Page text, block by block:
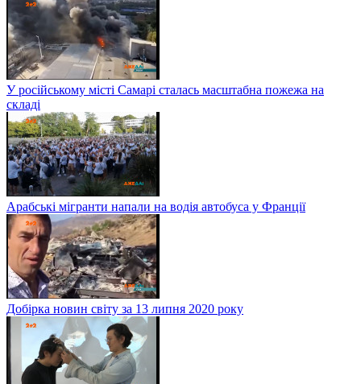
У російському місті Самарі сталась масштабна пожежа на
складі
Арабські мігранти напали на водія автобуса у Франції
Добірка новин світу за 13 липня 2020 року